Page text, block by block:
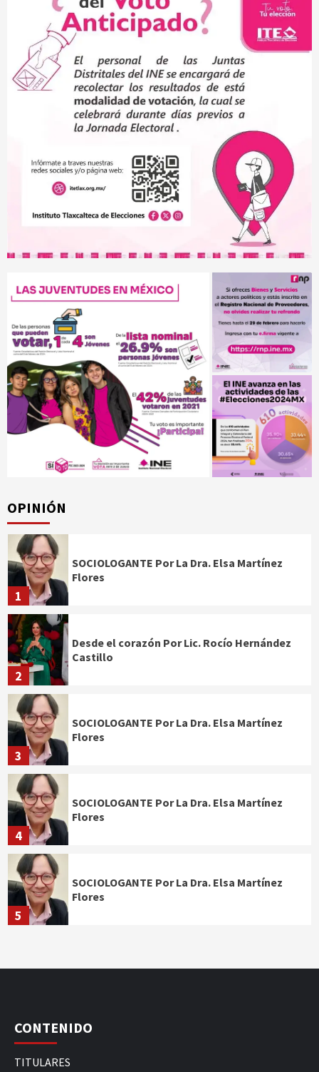
OPINIÓN
1
SOCIOLOGANTE Por La Dra. Elsa Martínez
Flores
2
Desde el corazón Por Lic. Rocío Hernández
Castillo
3
SOCIOLOGANTE Por La Dra. Elsa Martínez
Flores
4
SOCIOLOGANTE Por La Dra. Elsa Martínez
Flores
5
SOCIOLOGANTE Por La Dra. Elsa Martínez
Flores
CONTENIDO
TITULARES